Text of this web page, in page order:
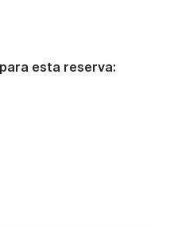
esta reserva: